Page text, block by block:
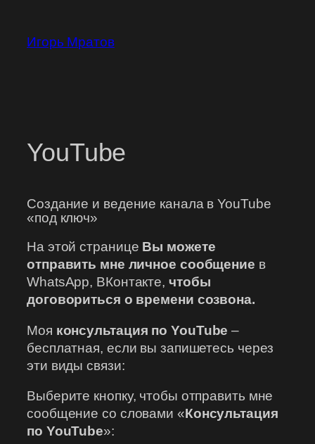
содержимому
Игорь Мратов
YouTube
Создание и ведение канала в YouTube
«под ключ»
На этой странице Вы можете
отправить мне личное сообщение в
WhatsApp, ВКонтакте, чтобы
договориться о времени созвона.
Моя консультация по YouTube –
бесплатная, если вы запишетесь через
эти виды связи:
Выберите кнопку, чтобы отправить мне
сообщение со словами «Консультация
по YouTube»: